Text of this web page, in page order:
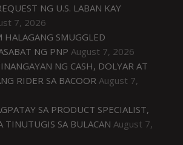
NG U.S. LABAN KAY
7, 2026
SMUGGLED
NG PNP August 7, 2026
NG CASH, DOLYAR AT
RIDER SA BACOOR August 7,
SA PRODUCT SPECIALIST,
TINUTUGIS SA BULACAN August 7,